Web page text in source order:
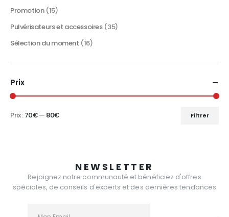
Promotion (15)
Pulvérisateurs et accessoires (35)
Sélection du moment (16)
Prix
Filtrer
Prix :70€— 80€
NEWSLETTER
Rejoignez notre communauté et bénéficiez d'offres
spéciales, de conseils d'experts et des dernières tendances